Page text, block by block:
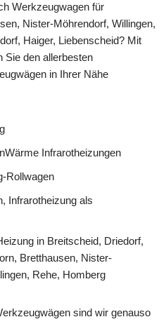
Werkzeugwagen für
Nister-Möhrendorf, Willingen,
Haiger, Liebenscheid? Mit
Sie den allerbesten
in Ihrer Nähe
Infrarotheizungen
Rollwagen
Infrarotheizung als
in Breitscheid, Driedorf,
Bretthausen, Nister-
Rehe, Homberg
sind wir genauso